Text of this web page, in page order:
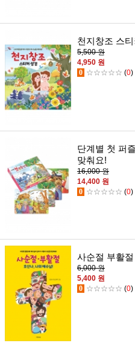
천지창조 스
5,500 원
4,950 원
0 ☆☆☆☆☆ (0)
단계별 첫 퍼
맞춰요!
16,000 원
14,400 원
0 ☆☆☆☆☆ (0)
사순절 부활
6,000 원
5,400 원
0 ☆☆☆☆☆ (0)